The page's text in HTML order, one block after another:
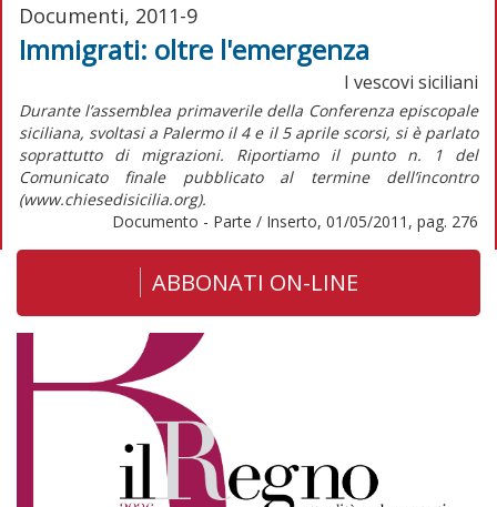
Documenti, 2011-9
Immigrati: oltre l'emergenza
I vescovi siciliani
Durante l’assemblea primaverile della Conferenza episcopale
siciliana, svoltasi a Palermo il 4 e il 5 aprile scorsi, si è parlato
soprattutto di migrazioni. Riportiamo il punto n. 1 del
Comunicato finale pubblicato al termine dell’incontro
(www.chiesedisicilia.org).
Documento - Parte / Inserto, 01/05/2011, pag. 276
ABBONATI ON-LINE